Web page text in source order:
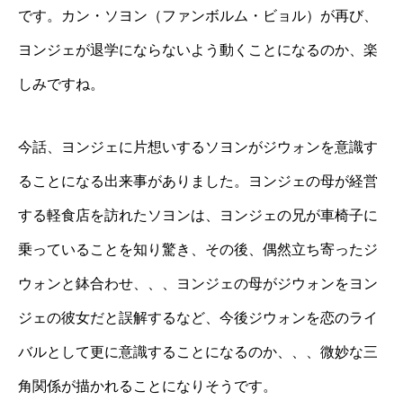
です。カン・ソヨン（ファンボルム・ビョル）が再び、
ヨンジェが退学にならないよう動くことになるのか、楽
しみですね。
今話、ヨンジェに片想いするソヨンがジウォンを意識す
ることになる出来事がありました。ヨンジェの母が経営
する軽食店を訪れたソヨンは、ヨンジェの兄が車椅子に
乗っていることを知り驚き、その後、偶然立ち寄ったジ
ウォンと鉢合わせ、、、ヨンジェの母がジウォンをヨン
ジェの彼女だと誤解するなど、今後ジウォンを恋のライ
バルとして更に意識することになるのか、、、微妙な三
角関係が描かれることになりそうです。